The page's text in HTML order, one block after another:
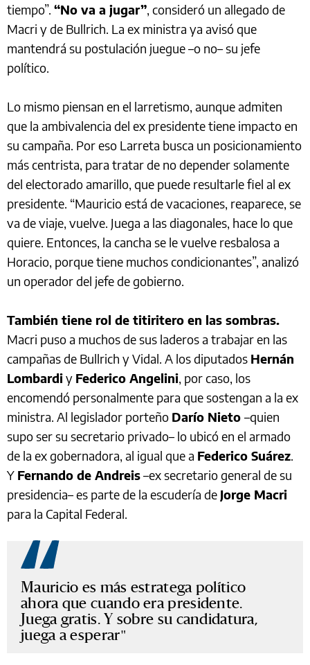
tiempo”. “No va a jugar” , consideró un allegado de
Macri y de Bullrich. La ex ministra ya avisó que
mantendrá su postulación juegue –o no– su jefe
político.
Lo mismo piensan en el larretismo, aunque admiten
que la ambivalencia del ex presidente tiene impacto en
su campaña. Por eso Larreta busca un posicionamiento
más centrista, para tratar de no depender solamente
del electorado amarillo, que puede resultarle fiel al ex
presidente. “Mauricio está de vacaciones, reaparece, se
va de viaje, vuelve. Juega a las diagonales, hace lo que
quiere. Entonces, la cancha se le vuelve resbalosa a
Horacio, porque tiene muchos condicionantes”, analizó
un operador del jefe de gobierno.
También tiene rol de titiritero en las sombras.
Macri puso a muchos de sus laderos a trabajar en las
campañas de Bullrich y Vidal. A los diputados Hernán
Lombardiy Federico Angelini , por caso, los
encomendó personalmente para que sostengan a la ex
ministra. Al legislador porteño Darío Nieto –quien
supo ser su secretario privado– lo ubicó en el armado
de la ex gobernadora, al igual que a Federico Suárez
Y Fernando de Andreis–ex secretario general de su
presidencia– es parte de la escudería de Jorge Macri
para la Capital Federal.
Mauricio es más estratega político
ahora que cuando era presidente.
Juega gratis. Y sobre su candidatura,
juega a esperar